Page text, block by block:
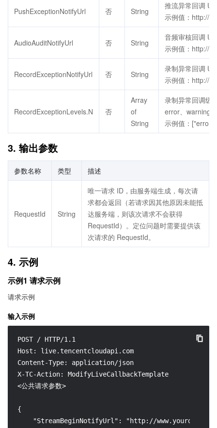
PushExceptionNotifyUrl 否 String
推流异常回调
示例值：http://
AudioAuditNotifyUrl 否 String
音频审核回调
示例值：http://
RecordExceptionNotifyUrl 否 String
录制异常回调
示例值：http://
RecordExceptionLevels.N 否
Array
of
String
录制异常回调级
error、warning
示例值：["error"]
3. 输出参数
参数名称 类型 描述
RequestId String
唯一请求 ID，由服务端生成，每次请
求都会返回（若请求因其他原因未能抵
达服务端，则该次请求不会获得
RequestId）。定位问题时需要提供该
次请求的 RequestId。
4. 示例
示例1 请求示例
请求示例
输入示例
POST / HTTP/1.1
Host: live.tencentcloudapi.com
Content-Type: application/json
X-TC-Action: ModifyLiveCallbackTemplate
<公共请求参数>
{
"StreamBeginNotifyUrl": "http://